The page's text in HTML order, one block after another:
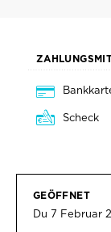
Scheck
GEÖFFNET
Du 7 Februar